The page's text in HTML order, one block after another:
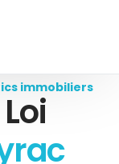
immobiliers